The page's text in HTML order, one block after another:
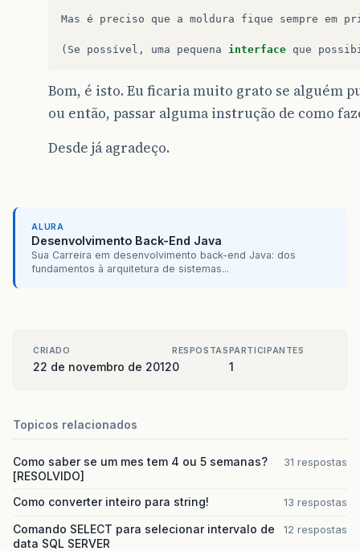
Mas é preciso que a moldura fique sempre em
( Se possível , uma pequena interface que
Bom, é isto. Eu ficaria muito grato se alguém
ou então, passar alguma instrução de como
Desde já agradeço.
ALURA
Desenvolvimento Back-End Java
Sua Carreira em desenvolvimento back-end Java: dos
fundamentos à arquitetura de sistemas...
CRIADO
22 de novembro de 2012
RESPOSTAS
0
PARTICIPANTES
1
Topicos relacionados
Como saber se um mes tem 4 ou 5 semanas?
[RESOLVIDO]
31 respostas
Como converter inteiro para string! 13 respostas
Comando SELECT para selecionar intervalo de
data SQL SERVER
12 respostas